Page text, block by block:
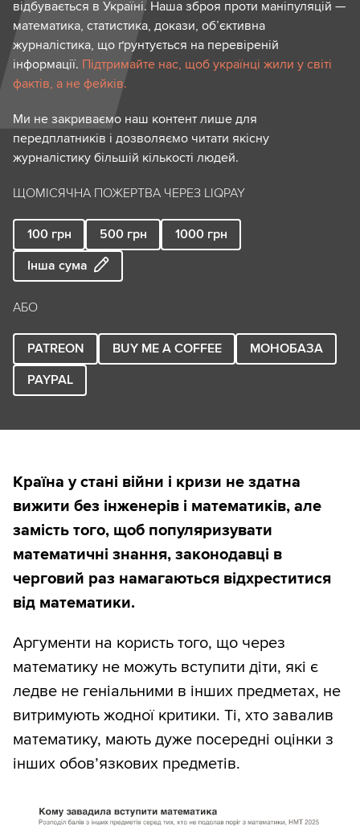
відбувається в Україні. Наша зброя проти маніпуляцій —
математика, статистика, докази, об’єктивна
журналістика, що ґрунтується на перевіреній
інформації. Підтримайте нас, щоб українці жили у світі
фактів, а не фейків.
Ми не закриваємо наш контент лише для
передплатників і дозволяємо читати якісну
журналістику більшій кількості людей.
ЩОМІСЯЧНА ПОЖЕРТВА ЧЕРЕЗ LIQPAY
100 грн 500 грн 1000 грн
Інша сума
АБО
PATREON BUY ME A COFFEE
МОНОБАЗА
PAYPAL
Країна у стані війни і кризи не здатна
вижити без інженерів і математиків, але
замість того, щоб популяризувати
математичні знання, законодавці в
черговий раз намагаються відхреститися
від математики.
Аргументи на користь того, що через
математику не можуть вступити діти, які є
ледве не геніальними в інших предметах, не
витримують жодної критики. Ті, хто завалив
математику, мають дуже посередні оцінки з
інших обовʼязкових предметів.